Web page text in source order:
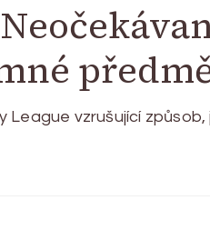
League vzrušující způsob,